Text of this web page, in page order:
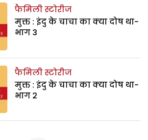
फैमिली स्टोरीज
मुक्त : इंदु के चाचा का क्या दोष था-
भाग 3
फैमिली स्टोरीज
मुक्त : इंदु के चाचा का क्या दोष था-
भाग 2